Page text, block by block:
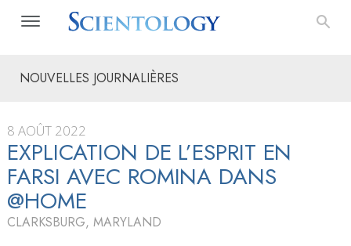
NOUVELLES JOURNALIÈRES
8 AOÛT 2022
EXPLICATION DE L’ESPRIT EN
FARSI AVEC ROMINA DANS
@HOME
CLARKSBURG, MARYLAND